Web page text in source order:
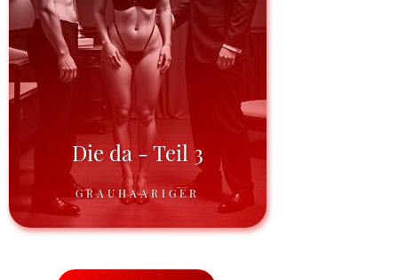
Die da - Teil 3
GRAUHAARIGER